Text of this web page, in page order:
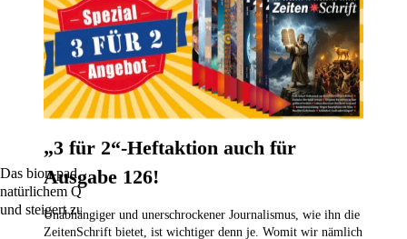
Das bion-pad ist die perfekte Symbiose aus Technologie und
natürlichem Quarzkristall, unverfälscht und rein wie die Natur selbst –
und steigert zudem Ihr Wohlbefinden!
„3 für 2“-Heftaktion auch für
Ausgabe 126!
Unabhängiger und unerschrockener Journalismus, wie ihn die
ZeitenSchrift bietet, ist wichtiger denn je. Womit wir nämlich